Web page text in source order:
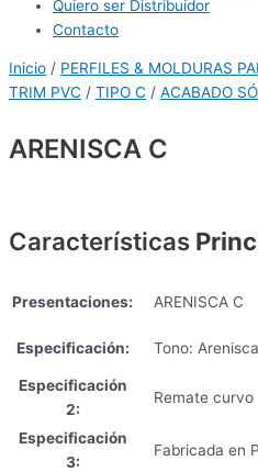
Quiero ser Distribuidor
Contacto
Inicio / PERFILES & MOLDURAS
TRIM PVC / TIPO C / ACABADO
ARENISCA C
Características
Presentaciones: ARENISCA C
Especificación: Tono: Arenisca
Especificación
2:
Remate curvo
Especificación
3:
Fabricada en